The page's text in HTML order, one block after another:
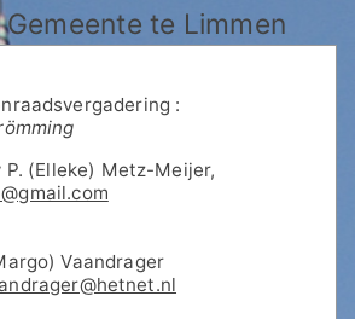
te Limmen
:
P. (Elleke) Metz-Meijer,
Vaandrager